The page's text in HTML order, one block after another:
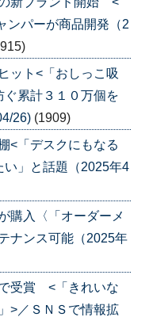
ンパーが商品開発（2
ット<「おしっこ吸
ぐ累計３１０万個を
26) (1909)
<「デスクにもなる
い」と話題（2025年4
購入〈「オーダーメ
ナンス可能（2025年
受賞 <「きれいな
>／ＳＮＳで情報拡